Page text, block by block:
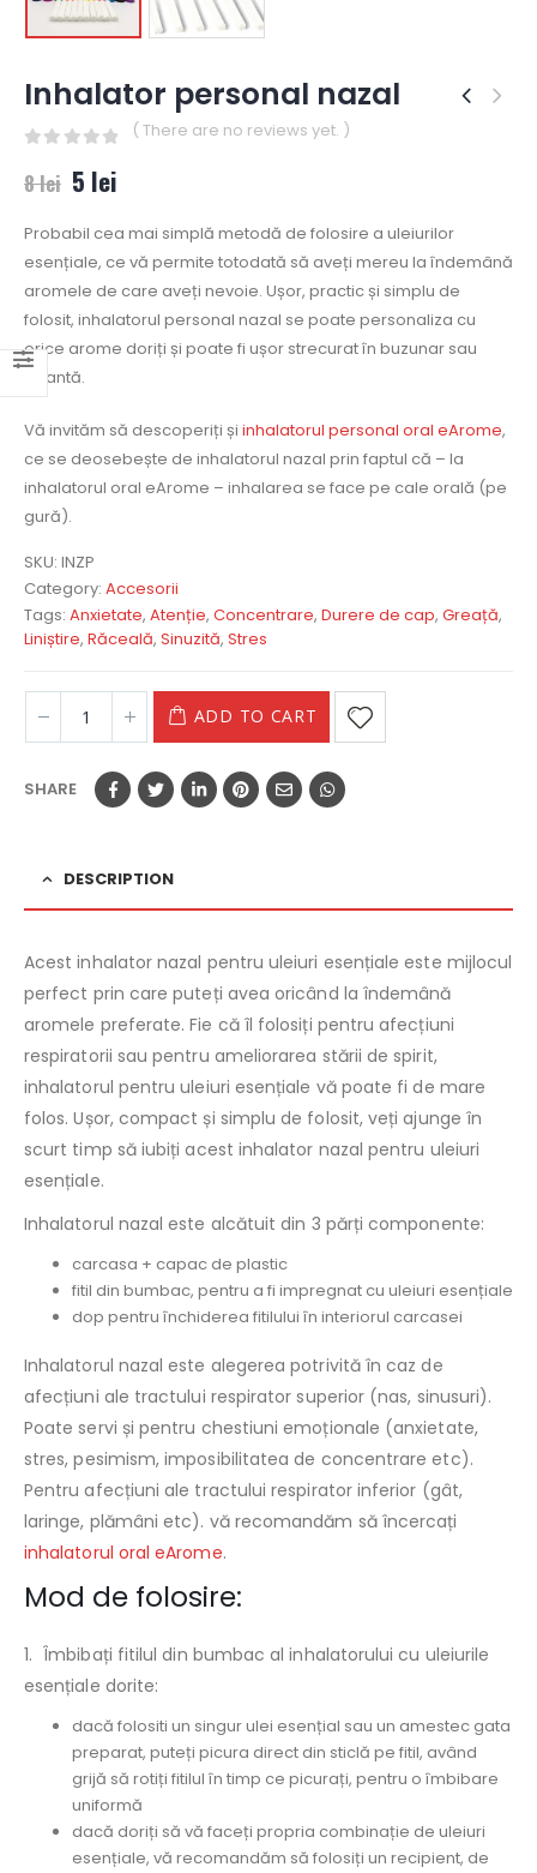
Inhalator personal nazal
( There are no reviews yet. )
8lei 5 lei
Probabil cea mai simplă metodă de folosire a uleiurilor
esențiale, ce vă permite totodată să aveți mereu la îndemână
aromele de care aveți nevoie. Ușor, practic și simplu de
folosit, inhalatorul personal nazal se poate personaliza cu
orice arome doriți și poate fi ușor strecurat în buzunar sau
geantă.
Vă invităm să descoperiți și inhalatorul personal oral eArome,
ce se deosebește de inhalatorul nazal prin faptul că – la
inhalatorul oral eArome – inhalarea se face pe cale orală (pe
gură).
SKU: INZP
Category: Accesorii
Tags: Anxietate, Atenție, Concentrare, Durere de cap, Greață,
Liniștire, Răceală, Sinuzită, Stres
ADD TO CART
SHARE
DESCRIPTION
Acest inhalator nazal pentru uleiuri esențiale este mijlocul
perfect prin care puteți avea oricând la îndemână
aromele preferate. Fie că îl folosiți pentru afecțiuni
respiratorii sau pentru ameliorarea stării de spirit,
inhalatorul pentru uleiuri esențiale vă poate fi de mare
folos. Ușor, compact și simplu de folosit, veți ajunge în
scurt timp să iubiți acest inhalator nazal pentru uleiuri
esențiale.
Inhalatorul nazal este alcătuit din 3 părți componente:
carcasa + capac de plastic
fitil din bumbac, pentru a fi impregnat cu uleiuri esențiale
dop pentru închiderea fitilului în interiorul carcasei
Inhalatorul nazal este alegerea potrivită în caz de
afecțiuni ale tractului respirator superior (nas, sinusuri).
Poate servi și pentru chestiuni emoționale (anxietate,
stres, pesimism, imposibilitatea de concentrare etc).
Pentru afecțiuni ale tractului respirator inferior (gât,
laringe, plămâni etc). vă recomandăm să încercați
inhalatorul oral eArome.
Mod de folosire:
1. bÎmbibați fitilul din bumbac al inhalatorului cu uleiurile
esențiale dorite:
dacă folositi un singur ulei esențial sau un amestec gata
preparat, puteți picura direct din sticlă pe fitil, având
grijă să rotiți fitilul în timp ce picurați, pentru o îmbibare
uniformă
dacă doriți să vă faceți propria combinație de uleiuri
esențiale, vă recomandăm să folosiți un recipient, de